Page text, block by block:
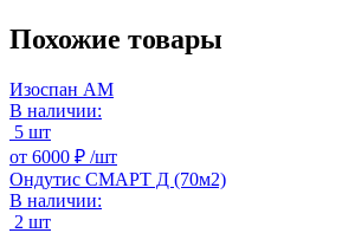
Похожие товары
Изоспан АМ
В наличии:
5 шт
от 6000 ₽ /шт
Ондутис СМАРТ Д (70м2)
В наличии:
2 шт